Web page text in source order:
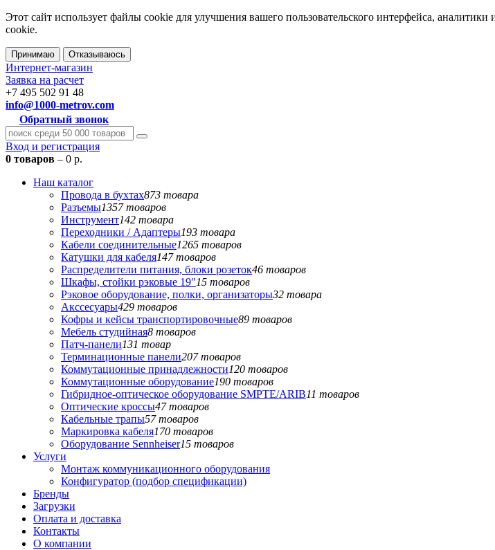
Этот сайт использует файлы cookie для улучшения вашего пользовательского интерфейса,
cookie.
Принимаю Отказываюсь
Интернет-магазин
Заявка на расчет
+7 495 502 91 48
info@1000-metrov.com
Обратный звонок
Вход и регистрация
0 товаров – 0 р.
Наш каталог
Провода в бухтах873 товара
Разъемы1357 товаров
Инструмент142 товара
Переходники / Адаптеры193 товара
Кабели соединительные1265 товаров
Катушки для кабеля147 товаров
Распределители питания, блоки розеток46 товаров
Шкафы, стойки рэковые 19"15 товаров
Рэковое оборудование, полки, организаторы32 товара
Акссесуары429 товаров
Кофры и кейсы транспортировочные89 товаров
Мебель студийная8 товаров
Патч-панели131 товар
Терминационные панели207 товаров
Коммутационные принадлежности120 товаров
Коммутационные оборудование190 товаров
Гибридное-оптическое оборудование SMPTE/ARIB11 товаров
Оптические кроссы47 товаров
Кабельные трапы57 товаров
Маркировка кабеля170 товаров
Оборудование Sennheiser15 товаров
Услуги
Монтаж коммуникационного оборудования
Конфигуратор (подбор спецификации)
Бренды
Загрузки
Оплата и доставка
Контакты
О компании